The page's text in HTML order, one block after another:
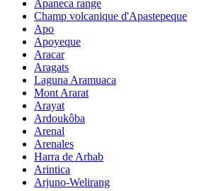
Apaneca range
Champ volcanique d'Apastepeque
Apo
Apoyeque
Aracar
Aragats
Laguna Aramuaca
Mont Ararat
Arayat
Ardoukôba
Arenal
Arenales
Harra de Arhab
Arintica
Arjuno-Welirang